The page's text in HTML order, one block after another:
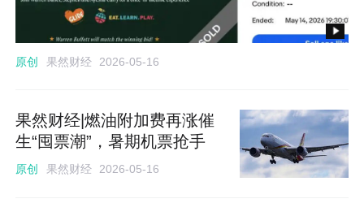
原创 果然财经 2026-05-16
果然财经|燃油附加费再涨催
生“囤票潮”，暑期机票抢手
原创 果然财经 2026-05-16